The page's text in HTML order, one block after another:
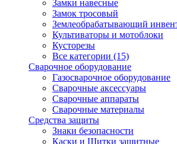
Замки навесные
Замок тросовый
Землеобрабатывающий
Культиваторы и мотоблоки
Кусторезы
Все категории (15)
Сварочное оборудование
Газосварочное оборудование
Сварочные аксессуары
Сварочные аппараты
Сварочные материалы
Средства защиты
Знаки безопасности
Каски и Щитки защитные